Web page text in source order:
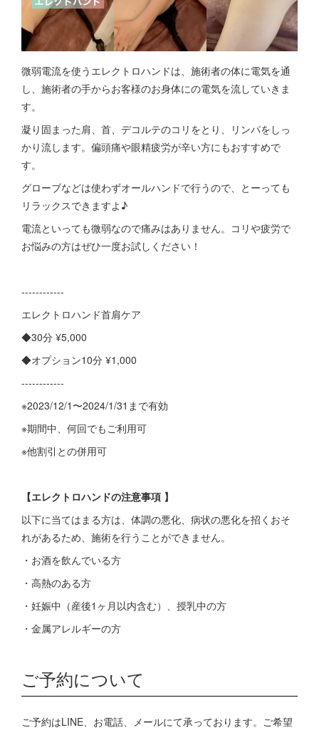
微弱電流を使うエレクトロハンドは、施術者の体に電気を通
し、施術者の手からお客様のお身体にの電気を流していきま
す。
凝り固まった肩、首、デコルテのコリをとり、リンパをしっ
かり流します。偏頭痛や眼精疲労が辛い方にもおすすめで
す。
グローブなどは使わずオールハンドで行うので、とーっても
リラックスできますよ♪
電流といっても微弱なので痛みはありません。コリや疲労で
お悩みの方はぜひ一度お試しください！
------------
エレクトロハンド首肩ケア
◆30分 ¥5,000
◆オプション10分 ¥1,000
------------
※2023/12/1〜2024/1/31まで有効
※期間中、何回でもご利用可
※他割引との併用可
【エレクトロハンドの注意事項 】
以下に当てはまる方は、体調の悪化、病状の悪化を招くおそ
れがあるため、施術を行うことができません。
・お酒を飲んでいる方
・高熱のある方
・妊娠中（産後1ヶ月以内含む）、授乳中の方
・金属アレルギーの方
ご予約について
ご予約はLINE、お電話、メールにて承っております。ご希望